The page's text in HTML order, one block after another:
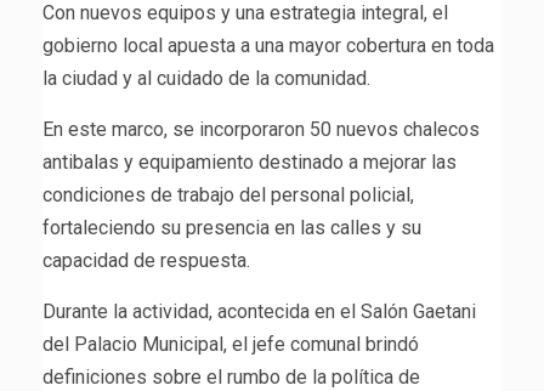
Con nuevos equipos y una estrategia integral, el
gobierno local apuesta a una mayor cobertura en toda
la ciudad y al cuidado de la comunidad.
En este marco, se incorporaron 50 nuevos chalecos
antibalas y equipamiento destinado a mejorar las
condiciones de trabajo del personal policial,
fortaleciendo su presencia en las calles y su
capacidad de respuesta.
Durante la actividad, acontecida en el Salón Gaetani
del Palacio Municipal, el jefe comunal brindó
definiciones sobre el rumbo de la política de